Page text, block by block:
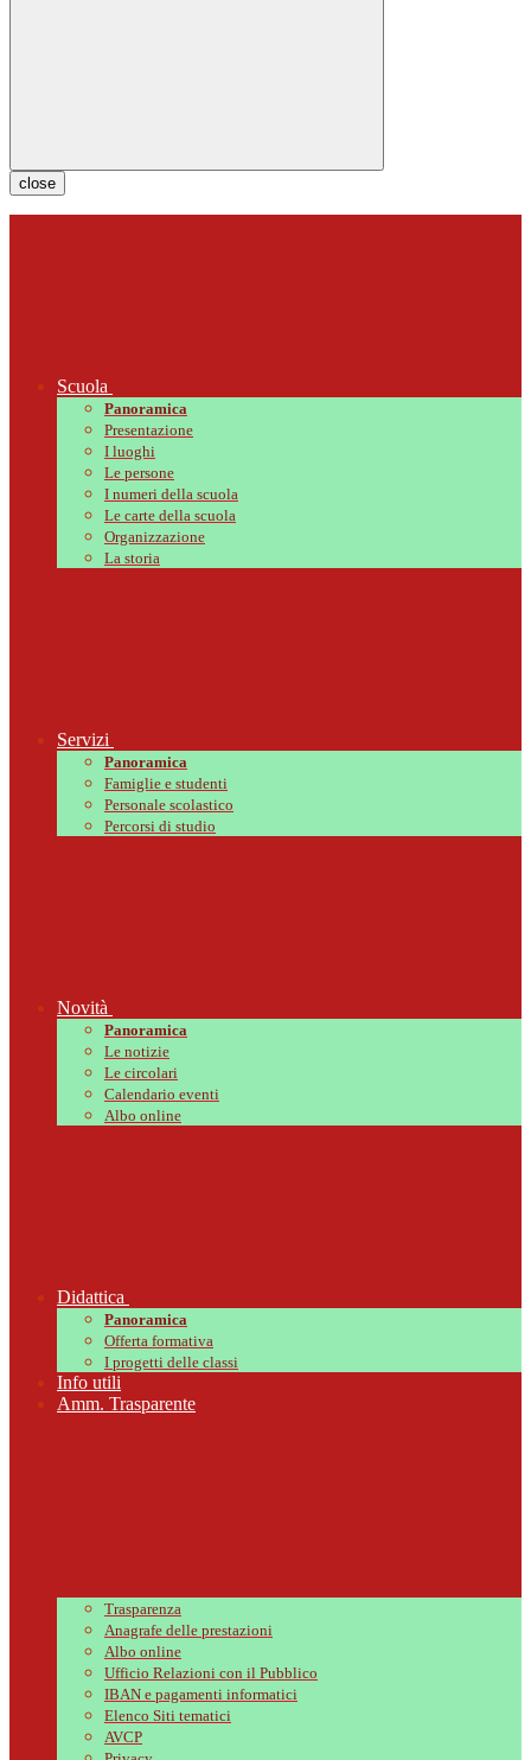
close
Scuola
Panoramica
Presentazione
I luoghi
Le persone
I numeri della scuola
Le carte della scuola
Organizzazione
La storia
Servizi
Panoramica
Famiglie e studenti
Personale scolastico
Percorsi di studio
Novità
Panoramica
Le notizie
Le circolari
Calendario eventi
Albo online
Didattica
Panoramica
Offerta formativa
I progetti delle classi
Info utili
Amm. Trasparente
Trasparenza
Anagrafe delle prestazioni
Albo online
Ufficio Relazioni con il Pubblico
IBAN e pagamenti informatici
Elenco Siti tematici
AVCP